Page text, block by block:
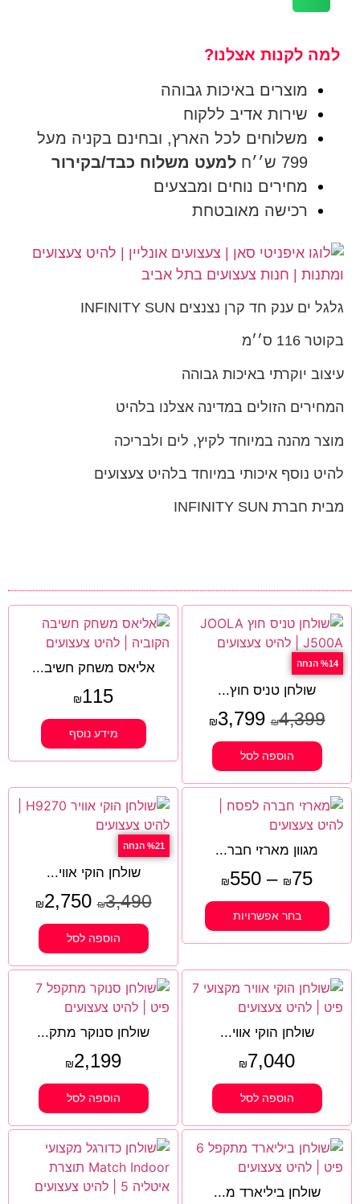
למה לקנות אצלנו?
מוצרים באיכות גבוהה
שירות אדיב ללקוח
משלוחים לכל הארץ, ובחינם בקניה מעל
799 ש׳׳ח
למעט משלוח כבד/בקירור
מחירים נוחים ומבצעים
רכישה מאובטחת
גלגל ים ענק חד קרן נצנצים INFINITY SUN
בקוטר 116 ס׳׳מ
עיצוב יוקרתי באיכות גבוהה
המחירים הזולים במדינה אצלנו בלהיט
מוצר מהנה במיוחד לקיץ, לים ולבריכה
להיט נוסף איכותי במיוחד בלהיט צעצועים
מבית חברת INFINITY SUN
%14 הנחה
שולחן טניס חוץ...
₪4,399
₪3,799
הוספה לסל
אליאס משחק חשיב...
₪115
מידע נוסף
מגוון מארזי חבר...
₪75
–
₪550
בחר אפשרויות
%21 הנחה
שולחן הוקי אווי...
₪3,490
₪2,750
הוספה לסל
שולחן הוקי אווי...
₪7,040
הוספה לסל
שולחן סנוקר מתק...
₪2,199
הוספה לסל
שולחן ביליארד מ...